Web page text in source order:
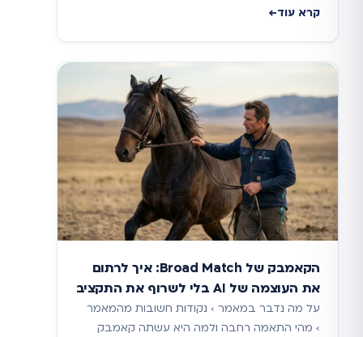
קרא עוד
הקאמבק של Broad Match: איך לרתום
את העוצמה של AI בלי לשרוף את התקציב
על מה נדבר במאמר › נקודות חשובות מהמאמר
› מהי התאמה רחבה ולמה היא עשתה קאמבק